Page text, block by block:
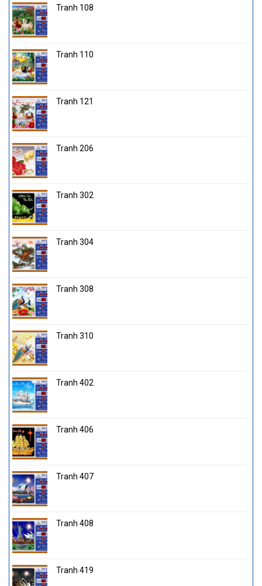
Tranh 108
Tranh 110
Tranh 121
Tranh 206
Tranh 302
Tranh 304
Tranh 308
Tranh 310
Tranh 402
Tranh 406
Tranh 407
Tranh 408
Tranh 419